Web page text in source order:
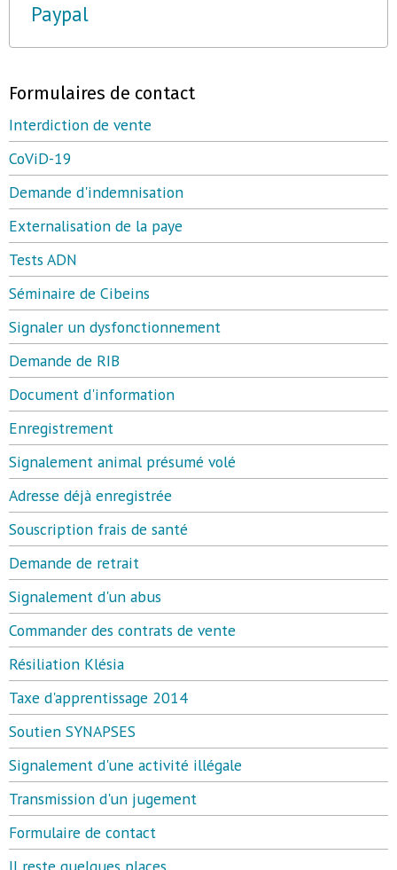
Paypal
Formulaires de contact
Interdiction de vente
CoViD-19
Demande d'indemnisation
Externalisation de la paye
Tests ADN
Séminaire de Cibeins
Signaler un dysfonctionnement
Demande de RIB
Document d'information
Enregistrement
Signalement animal présumé volé
Adresse déjà enregistrée
Souscription frais de santé
Demande de retrait
Signalement d'un abus
Commander des contrats de vente
Résiliation Klésia
Taxe d'apprentissage 2014
Soutien SYNAPSES
Signalement d'une activité illégale
Transmission d'un jugement
Formulaire de contact